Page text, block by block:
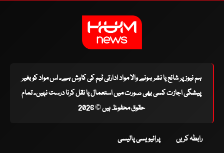
ہم نیوز پر شائع یا نشر ہونے والا مواد ادارتی ٹیم کی کاوش ہے۔ اس مواد کو بغیر
پیشگی اجازت کسی بھی صورت میں استعمال یا نقل کرنا درست نہیں۔ تمام
حقوق محفوظ ہیں © 2026
رابطہ کریں پرائیویسی پالیسی